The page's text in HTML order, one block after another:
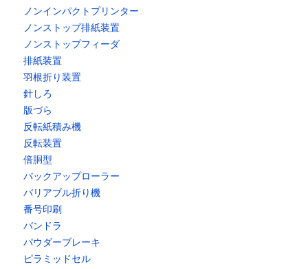
ノンインパクトプリンター
ノンストップ排紙装置
ノンストップフィーダ
排紙装置
羽根折り装置
針しろ
版づら
反転紙積み機
反転装置
倍胴型
バックアップローラー
バリアブル折り機
番号印刷
バンドラ
パウダーブレーキ
ピラミッドセル